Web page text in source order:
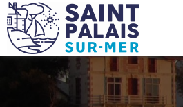
Panneau de gestion des cookies